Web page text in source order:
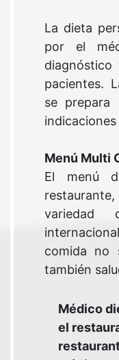
La dieta
por el
pacientes.
se prepara
Menú Multi
El menú
variedad
comida no
también
Médico
el